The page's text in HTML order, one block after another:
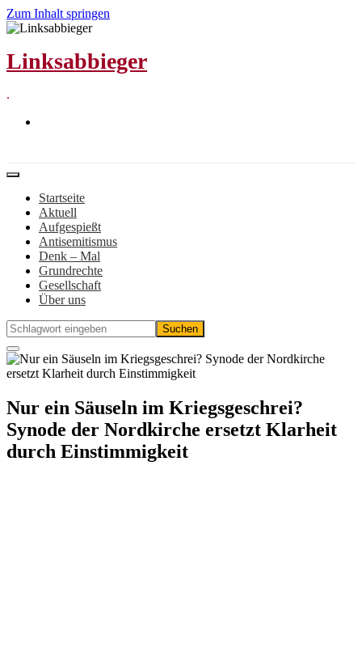
Zum Inhalt springen
Linksabbieger
.
Startseite
Aktuell
Aufgespießt
Antisemitismus
Denk – Mal
Grundrechte
Gesellschaft
Über uns
Nur ein Säuseln im Kriegsgeschrei?
Synode der Nordkirche ersetzt Klarheit
durch Einstimmigkeit